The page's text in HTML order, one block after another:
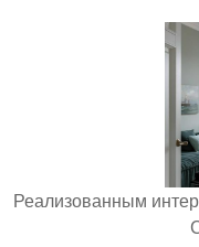
Реализованным